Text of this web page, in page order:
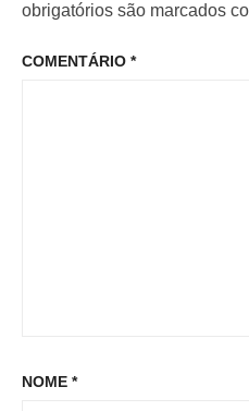
P
o
o
:
o
o
obrigatórios são marcados
COMENTÁRIO *
NOME *